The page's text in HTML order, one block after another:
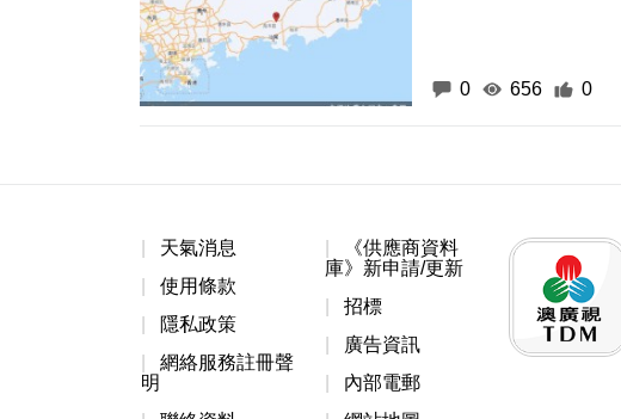
0 656 0
天氣消息
使用條款
隱私政策
網絡服務註冊聲
明
《供應商資料
庫》新申請/更新
招標
廣告資訊
內部電郵